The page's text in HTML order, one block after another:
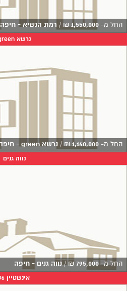
החל מ- 1,550,000
₪
/ רמת הנשיא - חיפה
נרשא green
החל מ- 1,140,000
₪
/ נרשא green - חיפה
נווה גנים
החל מ- 795,000
₪
/נווה גנים - חיפה
אינשטיין 96